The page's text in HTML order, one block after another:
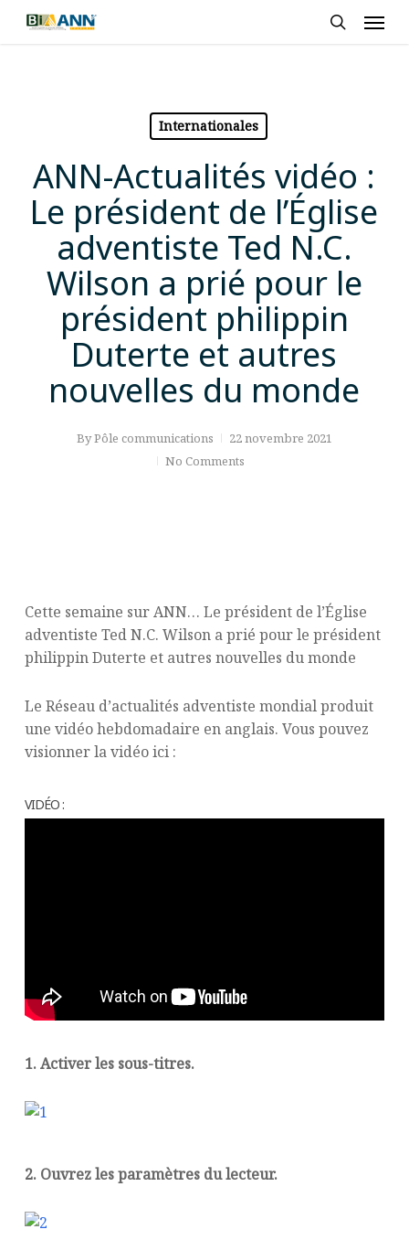
Skip
Internationales
ANN-Actualités vidéo :
Le président de l’Église
adventiste Ted N.C.
Wilson a prié pour le
président philippin
Duterte et autres
nouvelles du monde
ByPôle communications
22 novembre 2021
No Comments
Cette semaine sur ANN… Le président de l’Église
adventiste Ted N.C. Wilson a prié pour le président
philippin Duterte et autres nouvelles du monde
Le Réseau d’actualités adventiste mondial produit
une vidéo hebdomadaire en anglais. Vous pouvez
visionner la vidéo ici :
VIDÉO :
1. Activer les sous-titres.
2. Ouvrez les paramètres du lecteur.